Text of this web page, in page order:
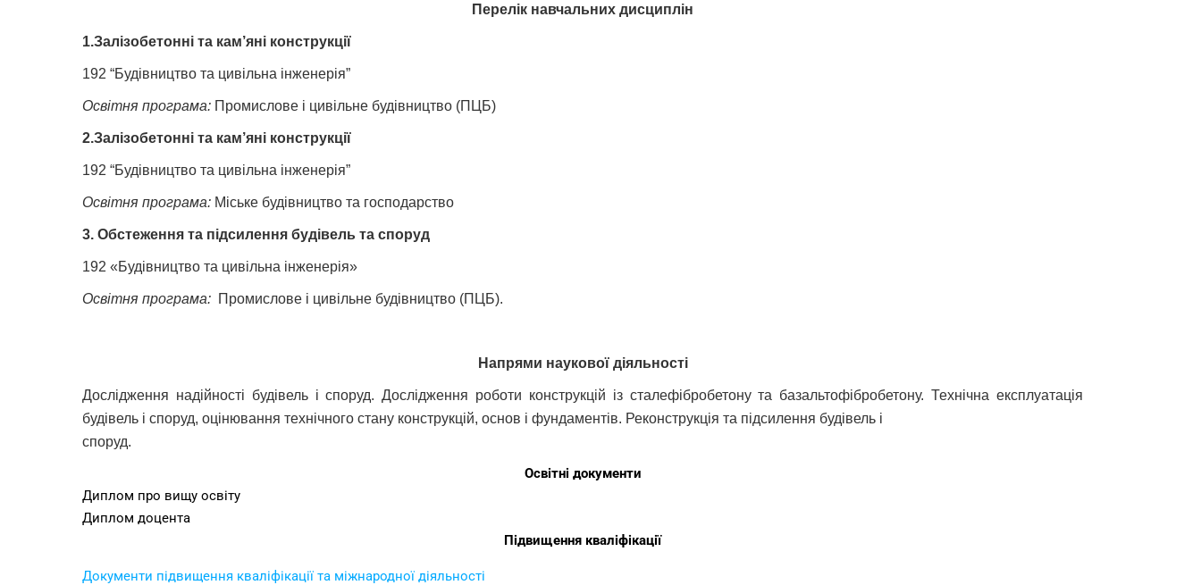
Перелік навчальних дисциплін
1.Залізобетонні та кам’яні конструкції
192 “Будівництво та цивільна інженерія”
Освітня програма: Промислове і цивільне будівництво (ПЦБ)
2.Залізобетонні та кам’яні конструкції
192 “Будівництво та цивільна інженерія”
Освітня програма: Міське будівництво та господарство
3. Обстеження та підсилення будівель та споруд
192 «Будівництво та цивільна інженерія»
Освітня програма: Промислове і цивільне будівництво (ПЦБ).
Напрями наукової діяльності
Дослідження надійності будівель і споруд. Дослідження роботи конструкцій із сталефібробетону та базальтофібробетону. Технічна експлуатація
будівель і споруд, оцінювання технічного стану конструкцій, основ і фундаментів. Реконструкція та підсилення будівель і
споруд.
Освітні документи
Диплом про вищу освіту
Диплом доцента
Підвищення кваліфікації
Документи підвищення кваліфікації та міжнародної діяльності